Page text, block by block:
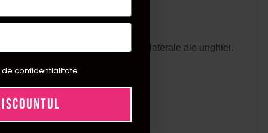
dupa care se coloreaza partile laterale ale unghiei.
de confidentialitate